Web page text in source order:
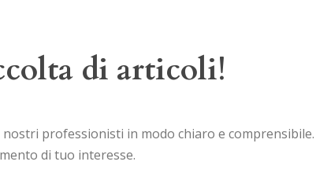
di articoli!
professionisti in modo chiaro e comprensibile.
di tuo interesse.